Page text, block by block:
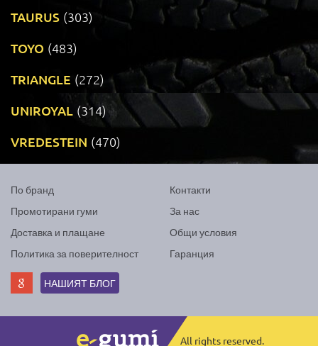
TAURUS (303)
TOYO (483)
TRIANGLE (272)
UNIROYAL (314)
VREDESTEIN (470)
По бранд
Промотирани гуми
Доставка и плащане
Политика за поверителност
Контакти
За нас
Общи условия
Гаранция
НАШИЯТ БЛОГ
All rights reserved.